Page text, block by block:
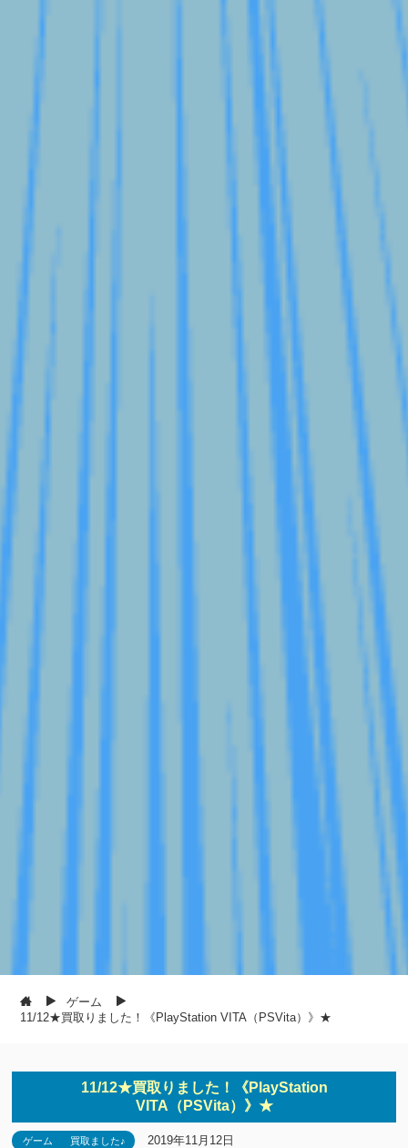
ゲーム
11/12★買取りました！《PlayStation VITA（PSVita）》★
11/12★買取りました！《PlayStation
VITA（PSVita）》★
ゲーム 買取ました♪ 2019年11月12日